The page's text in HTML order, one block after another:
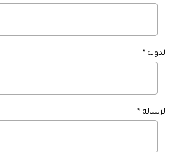
الدولة *
الرسالة *